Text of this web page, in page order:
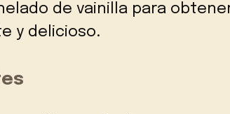
de vainilla para
y delicioso.